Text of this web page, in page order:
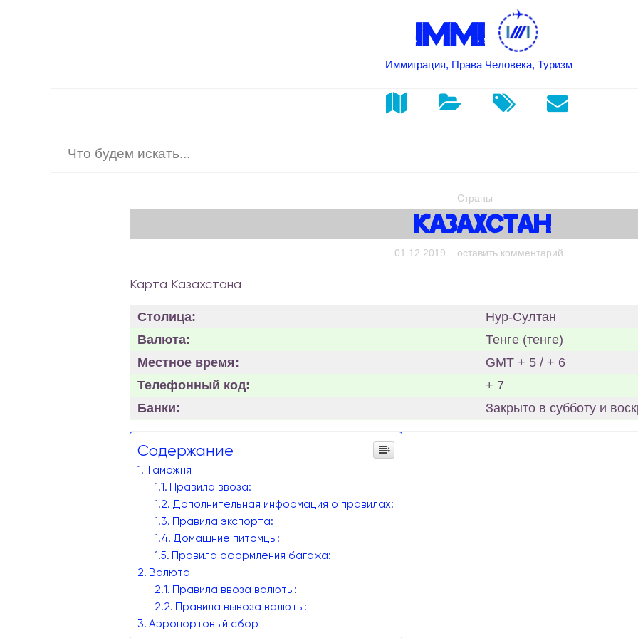
IMMI
Иммиграция, Права Человека, Туризм
Страны
Казахстан
01.12.2019 оставить комментарий
Карта Казахстана
Столица:
Нур-Султан
Валюта:
Тенге (тенге)
Местное время:
GMT + 5 / + 6
Телефонный код:
+ 7
Банки:
Закрыто в субботу и
Содержание
Таможня
Правила ввоза:
Дополнительная информация о правилах:
Правила экспорта:
Домашние питомцы:
Правила оформления багажа:
Валюта
Правила ввоза валюты:
Правила вывоза валюты:
Аэропортовый сбор